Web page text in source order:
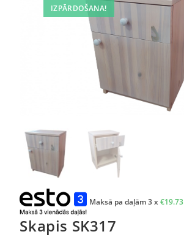
IZPĀRDOŠANA!
Maksā pa daļām 3 x€19.73
Skapis SK317